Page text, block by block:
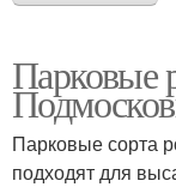
Парковые
Парковые сорта
подходят для